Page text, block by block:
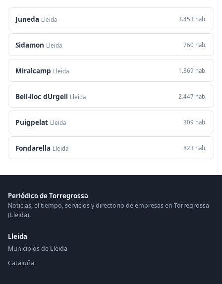
Juneda Lleida 3.453 hab.
Sidamon Lleida 760 hab.
Miralcamp Lleida 1.369 hab.
Bell-lloc dUrgell Lleida 2.447 hab.
Puigpelat Lleida 309 hab.
Fondarella Lleida 823 hab.
Periódico de Torregrossa
Noticias, el tiempo, servicios y directorio de empresas en Torregrossa
(Lleida).
Lleida
Municipios de Lleida
Cataluña